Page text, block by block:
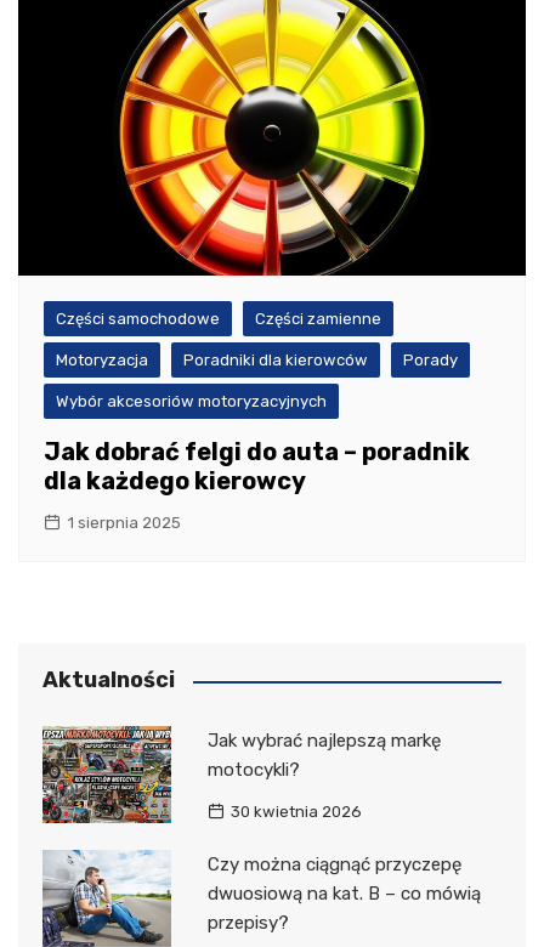
Części samochodowe Części zamienne
Motoryzacja Poradniki dla kierowców Porady
Wybór akcesoriów motoryzacyjnych
Jak dobrać felgi do auta – poradnik
dla każdego kierowcy
1 sierpnia 2025
Aktualności
Jak wybrać najlepszą markę
motocykli?
30 kwietnia 2026
Czy można ciągnąć przyczepę
dwuosiową na kat. B – co mówią
przepisy?